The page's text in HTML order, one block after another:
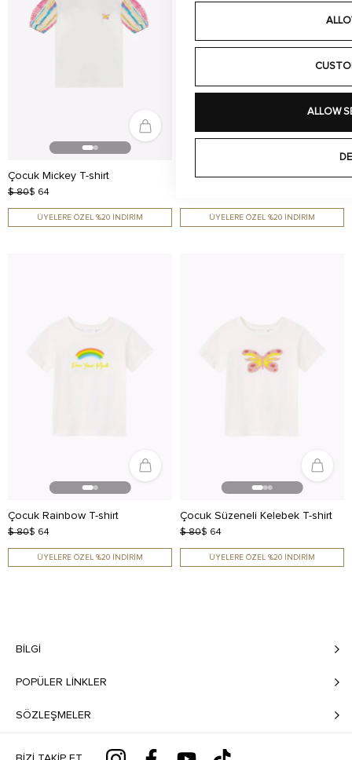
ALLOW
Çocuk Mickey T-shirt
$ 80$ 64
ÜYELERE ÖZEL %20 İNDİRİM
Çocuk Mickey T-shirt
ÜYELERE ÖZEL %20 İNDİRİM
Çocuk Rainbow T-shirt
$ 80$ 64
ÜYELERE ÖZEL %20 İNDİRİM
Çocuk Süzeneli Kelebek T-shirt
$ 80$ 64
ÜYELERE ÖZEL %20 İNDİRİM
BILGI
POPÜLER LİNKLER
SÖZLEŞMELER